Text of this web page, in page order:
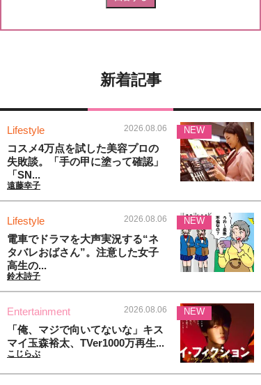
新着記事
Lifestyle 2026.08.06
コスメ4万点を試した美容プロの
失敗談。「手の甲に塗って確認」
「SN...
遠藤幸子
NEW
Lifestyle 2026.08.06
電車でドラマを大声実況する“ネ
タバレおばさん”。注意した女子
高生の...
鈴木詩子
NEW
Entertainment 2026.08.06
「俺、マジで向いてないな」キス
マイ玉森裕太、TVer1000万再生...
こじらぶ
NEW